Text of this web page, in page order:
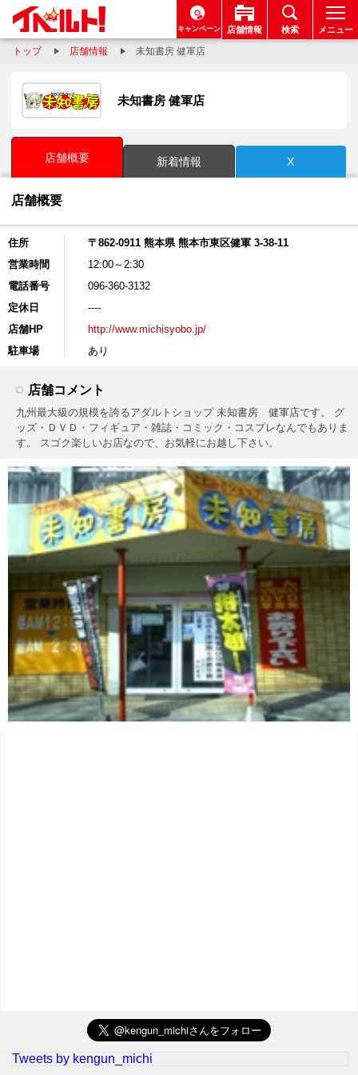
キャンペーン 店舗情報 検索 メニュー
トップ 店舗情報 未知書房 健軍店
未知書房 健軍店
店舗概要 新着情報 X
店舗概要
住所
〒862-0911 熊本県 熊本市東区健軍 3-38-11
営業時間
12:00～2:30
電話番号
096-360-3132
定休日
----
店舗HP
http://www.michisyobo.jp/
駐車場
あり
店舗コメント
九州最大級の規模を誇るアダルトショップ 未知書房 健軍店です。 グ
ッズ・ＤＶＤ・フィギュア・雑誌・コミック・コスプレなんでもありま
す。 スゴク楽しいお店なので、お気軽にお越し下さい。
Tweets by kengun_michi